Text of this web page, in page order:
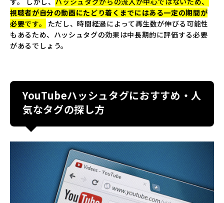
視聴者が自分の動画にたどり着くまでにはある一定の期間が
必要です。
ただし、時間経過によって再生数が伸びる可能性
もあるため、ハッシュタグの効果は中長期的に評価する必要
があるでしょう。
YouTubeハッシュタグにおすすめ・人
気なタグの探し方